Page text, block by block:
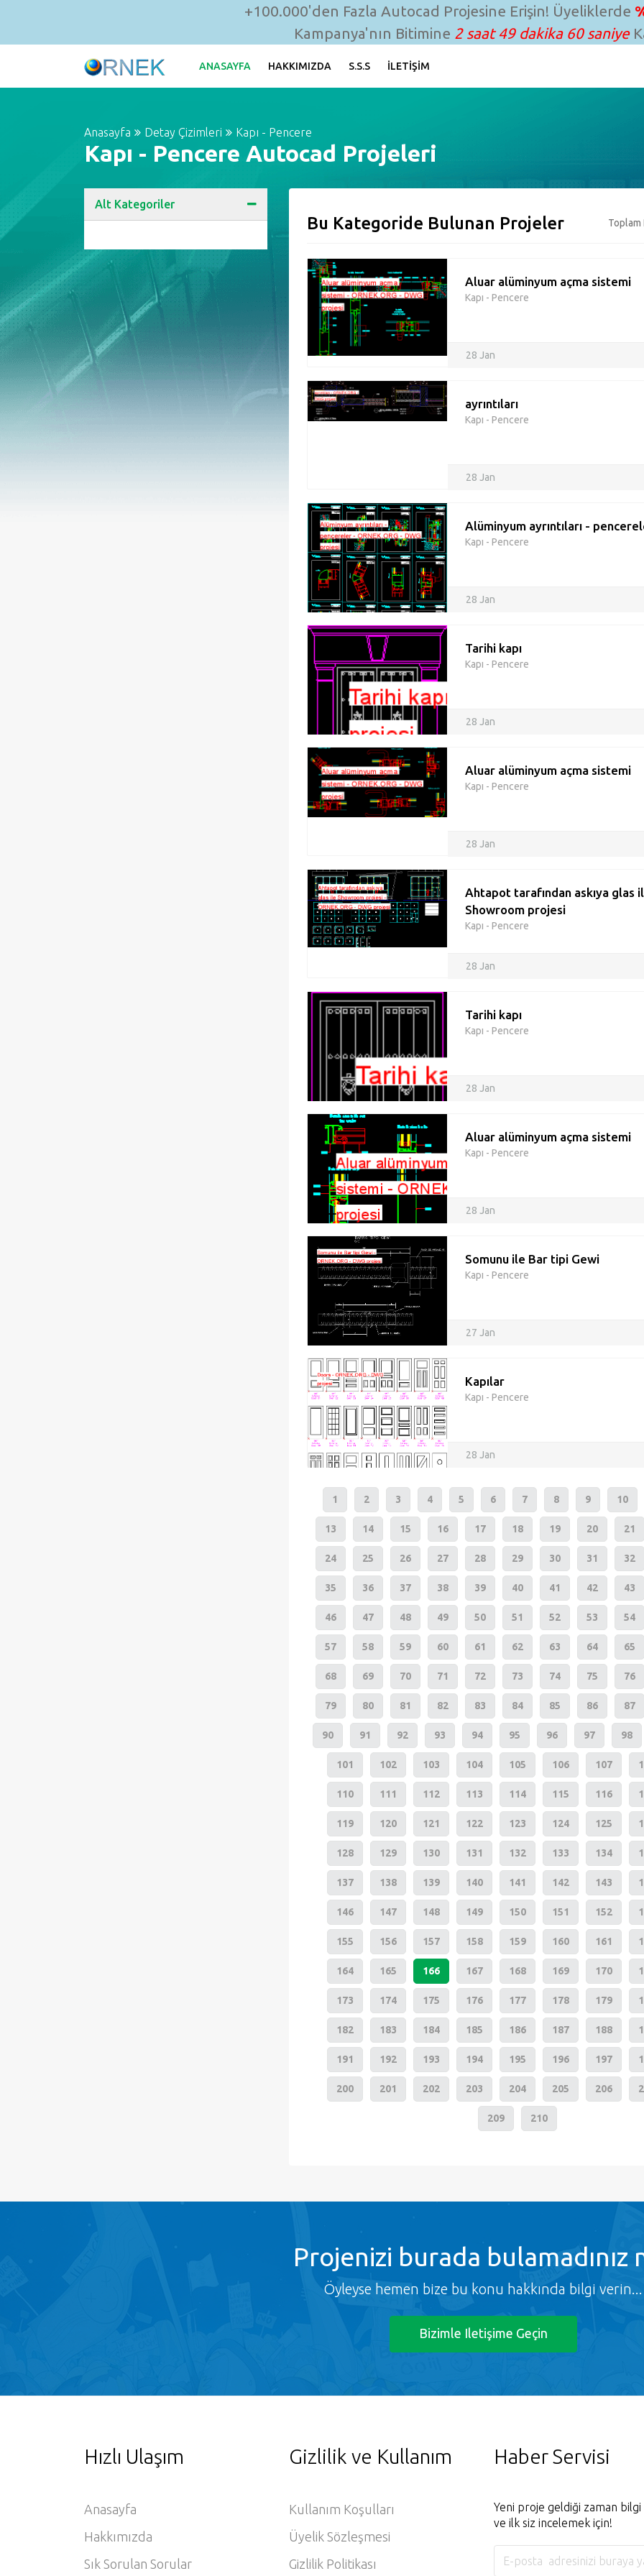
+100.000'den Fazla Autocad Projesine Erişin! Üyeliklerde
Kampanya'nın Bitimine 2 saat 49 dakika 59 saniye
ANASAYFA HAKKIMIZDA S.S.S İLETIŞIM
Anasayfa Detay Çizimleri Kapı - Pencere
Kapı - Pencere Autocad Projeleri
Alt Kategoriler
Bu Kategoride Bulunan Projeler Toplam
Aluar alüminyum açma sistemi
Kapı - Pencere
28 Jan
ayrıntıları
Kapı - Pencere
28 Jan
Alüminyum ayrıntıları -
Kapı - Pencere
28 Jan
Tarihi kapı
Kapı - Pencere
28 Jan
Aluar alüminyum açma sistemi
Kapı - Pencere
28 Jan
Ahtapot tarafından askıya glas
Showroom projesi
Kapı - Pencere
28 Jan
Tarihi kapı
Kapı - Pencere
28 Jan
Aluar alüminyum açma sistemi
Kapı - Pencere
28 Jan
Somunu ile Bar tipi Gewi
Kapı - Pencere
27 Jan
Kapılar
Kapı - Pencere
28 Jan
1 2 3 4 5 6 7 8 9 10
13 14 15 16 17 18 19 20 21
24 25 26 27 28 29 30 31 32
35 36 37 38 39 40 41 42 43
46 47 48 49 50 51 52 53 54
57 58 59 60 61 62 63 64 65
68 69 70 71 72 73 74 75 76
79 80 81 82 83 84 85 86 87
90 91 92 93 94 95 96 97 98
101 102 103 104 105 106 107
110 111 112 113 114 115 116
119 120 121 122 123 124 125
128 129 130 131 132 133 134
137 138 139 140 141 142 143
146 147 148 149 150 151 152
155 156 157 158 159 160 161
164 165 166 167 168 169 170
173 174 175 176 177 178 179
182 183 184 185 186 187 188
191 192 193 194 195 196 197
200 201 202 203 204 205 206
209 210
Projenizi burada bulamadınız
Öyleyse hemen bize bu konu hakkında bilgi verin...
Bizimle Iletişime Geçin
Hızlı Ulaşım
Anasayfa
Hakkımızda
Sık Sorulan Sorular
Gizlilik ve Kullanım
Kullanım Koşulları
Üyelik Sözleşmesi
Gizlilik Politikası
Haber Servisi
Yeni proje geldiği zaman bilgi
ve ilk siz incelemek için!